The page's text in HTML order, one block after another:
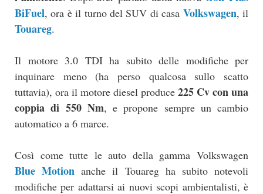
BiFuel, ora è il turno del SUV di casa Volkswagen, il
Touareg.
Il motore 3.0 TDI ha subito delle modifiche per
inquinare meno (ha perso qualcosa sullo scatto
tuttavia), ora il motore diesel produce 225 Cv con una
coppia di 550 Nm, e propone sempre un cambio
automatico a 6 marce.
Così come tutte le auto della gamma Volkswagen
Blue Motion anche il Touareg ha subito notevoli
modifiche per adattarsi ai nuovi scopi ambientalisti, è